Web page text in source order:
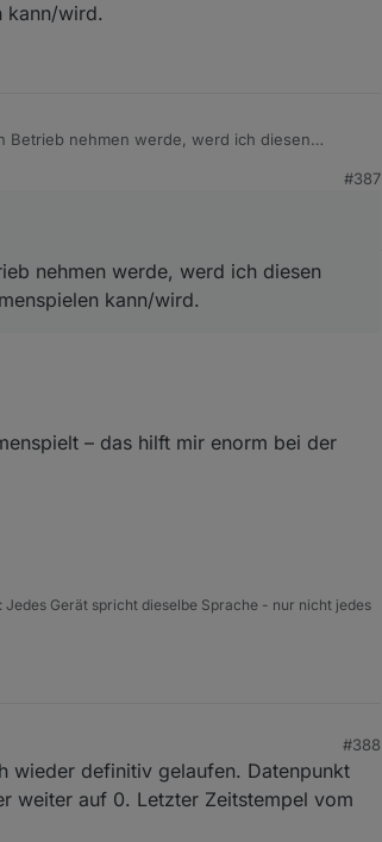
kann/wird.
Betrieb nehmen werde, werd ich diesen
#387
nehmen werde, werd ich diesen
kann/wird.
– das hilft mir enorm bei der
Gerät spricht dieselbe Sprache - nur nicht jedes
#388
wieder definitiv gelaufen. Datenpunkt
weiter auf 0. Letzter Zeitstempel vom